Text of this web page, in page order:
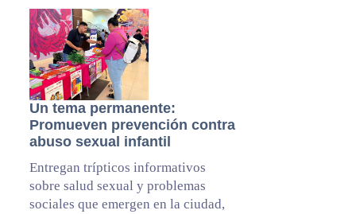
Un tema permanente:
Promueven prevención contra
abuso sexual infantil
Entregan trípticos informativos
sobre salud sexual y problemas
sociales que emergen en la ciudad,